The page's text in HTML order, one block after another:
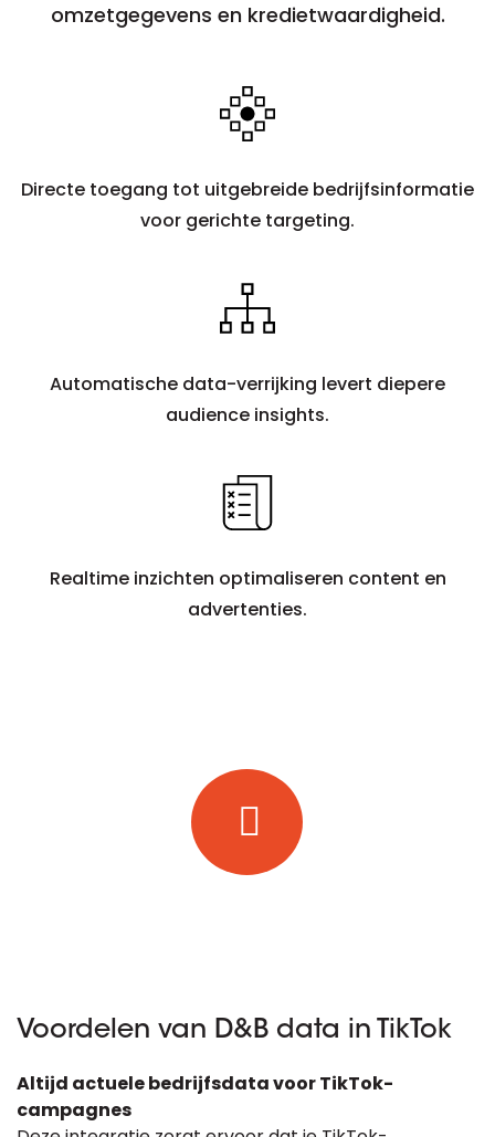
omzetgegevens en kredietwaardigheid.
Directe toegang tot uitgebreide bedrijfsinformatie
voor gerichte targeting.
Automatische data-verrijking levert diepere
audience insights.
Realtime inzichten optimaliseren content en
advertenties.
Voordelen van D&B data in TikTok
Altijd actuele bedrijfsdata voor TikTok-
campagnes